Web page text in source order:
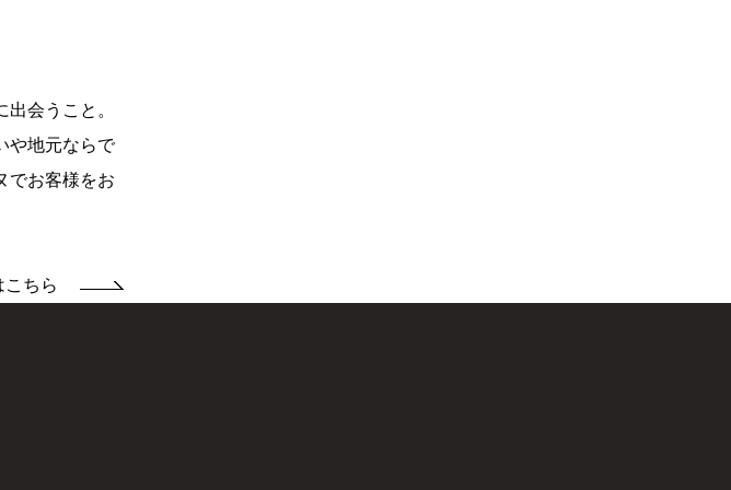
会うこと。
や地元ならで
でお客様をお
こちら